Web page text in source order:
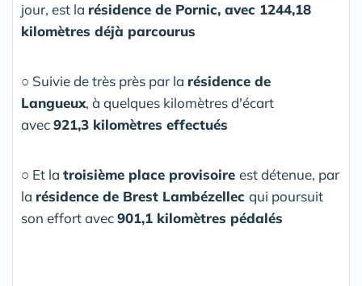
jour, est la résidence de Pornic, avec 1244,18
kilomètres déjà parcourus
○ Suivie de très près par la résidence de
Langueux, à quelques kilomètres d'écart
avec921,3 kilomètres effectués
○ Et la troisième place provisoire est détenue, par
la résidence de Brest Lambézellec qui poursuit
son effort avec901,1 kilomètres pédalés